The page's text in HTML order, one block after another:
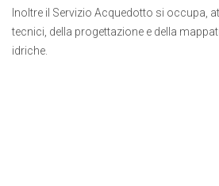
Inoltre il Servizio Acquedotto si occupa,
tecnici, della progettazione e della
idriche.